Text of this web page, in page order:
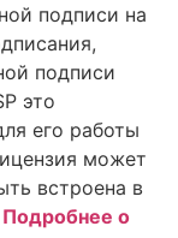
подписи на
подписи
это
его работы
может
встроена в
Подробнее о